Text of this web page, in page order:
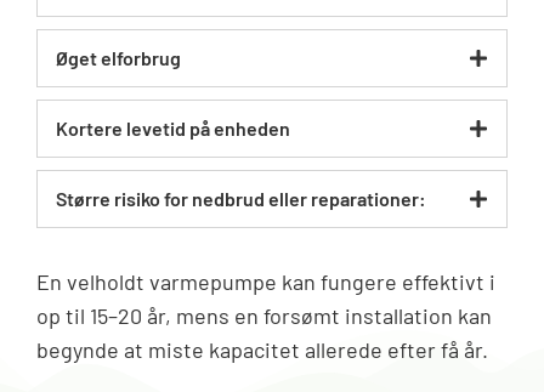
Øget elforbrug
Kortere levetid på enheden
Større risiko for nedbrud eller reparationer:
En velholdt varmepumpe kan fungere effektivt i
op til 15–20 år, mens en forsømt installation kan
begynde at miste kapacitet allerede efter få år.